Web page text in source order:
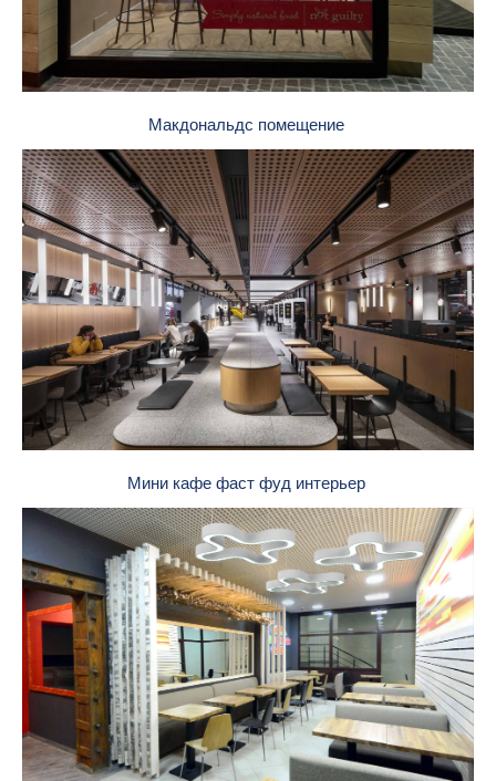
Макдональдс помещение
Мини кафе фаст фуд интерьер